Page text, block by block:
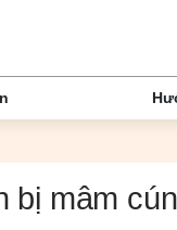
bị mâm